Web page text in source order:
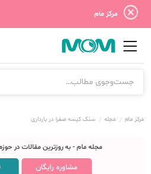
مرکز مام
مرکز مام مجله سنگ کیسه صفرا در بارداری
مجله مام - به روزترین مقالات در حوزه
مشاوره رایگان